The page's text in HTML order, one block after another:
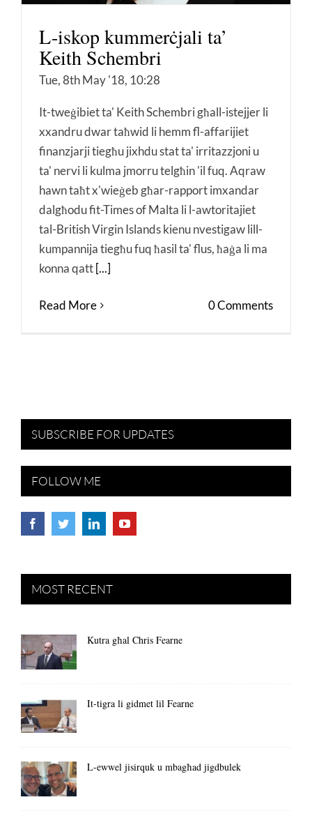
L-iskop kummerċjali ta’
Keith Schembri
Tue, 8th May '18, 10:28
It-tweġibiet ta' Keith Schembri għall-istejjer li
xxandru dwar taħwid li hemm fl-affarijiet
finanzjarji tiegħu jixhdu stat ta' irritazzjoni u
ta' nervi li kulma jmorru telgħin 'il fuq. Aqraw
hawn taħt x'wieġeb għar-rapport imxandar
dalgħodu fit-Times of Malta li l-awtoritajiet
tal-British Virgin Islands kienu nvestigaw lill-
kumpannija tiegħu fuq ħasil ta' flus, ħaġa li ma
konna qatt [...]
Read More 0 Comments
SUBSCRIBE FOR UPDATES
FOLLOW ME
MOST RECENT
Kutra għal Chris Fearne
It-tigra li gidmet lil Fearne
L-ewwel jisirquk u mbagħad jigdbulek